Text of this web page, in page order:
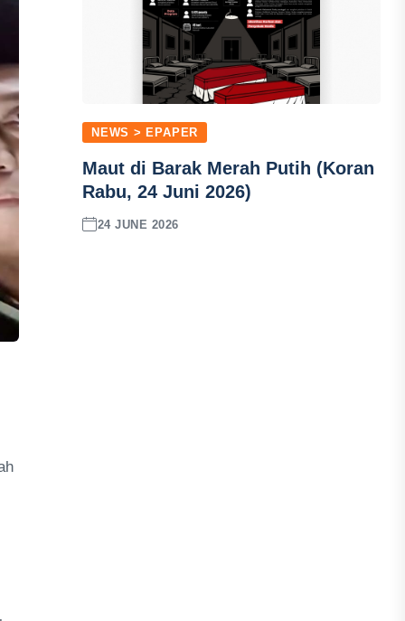
NEWS > EPAPER
Maut di Barak Merah Putih (Koran
Rabu, 24 Juni 2026)
24 JUNE 2026